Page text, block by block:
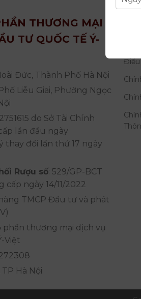
THƯƠNG MẠI
TƯ QUỐC TẾ Ý-
Đức, Thành Phố Hà Nội
Liễu Giai, Phường Ngọc
do Sở Tài Chính
lần đầu ngày
thay đổi lần thứ 17 ngày
Rượu số: 529/GP-BCT
ngày 14/11/2022
TMCP Đầu tư và phát
phần thương mại dịch vụ
Việt
TP Hà Nội
Điều